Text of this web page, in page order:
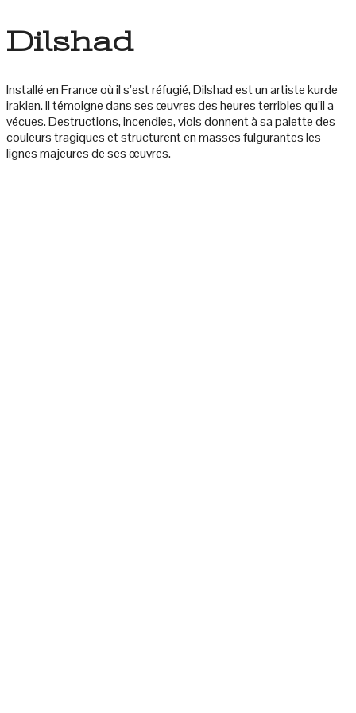
Dilshad
Installé en France où il s’est réfugié, Dilshad est un artiste kurde
irakien. Il témoigne dans ses œuvres des heures terribles qu’il a
vécues. Destructions, incendies, viols donnent à sa palette des
couleurs tragiques et structurent en masses fulgurantes les
lignes majeures de ses œuvres.